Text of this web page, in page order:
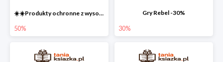
☀️☀️Produkty ochronne z wysokim SPF do -50% ☀️☀️
50%
Gry Rebel -30%
30%